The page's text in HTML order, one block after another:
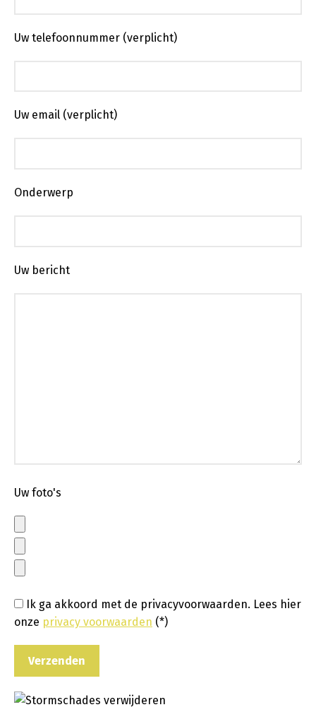
Uw telefoonnummer (verplicht)
Uw email (verplicht)
Onderwerp
Uw bericht
Uw foto's
Ik ga akkoord met de privacyvoorwaarden. Lees hier
onze privacy voorwaarden (*)